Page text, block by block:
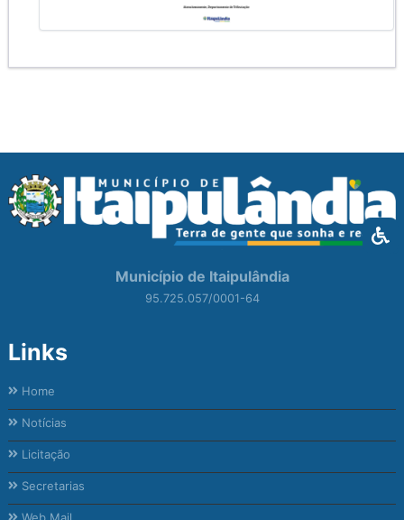
Município de Itaipulândia
95.725.057/0001-64
Links
Home
Notícias
Licitação
Secretarias